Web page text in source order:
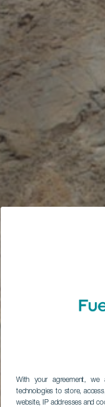
With your agreement,
technologies to store,
website, IP addresses and